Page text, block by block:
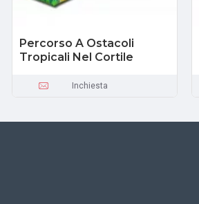
Percorso A Ostacoli
Tropicali Nel Cortile
Inchiesta